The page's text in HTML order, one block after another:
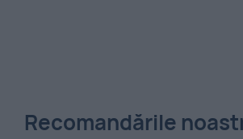
Recomandările